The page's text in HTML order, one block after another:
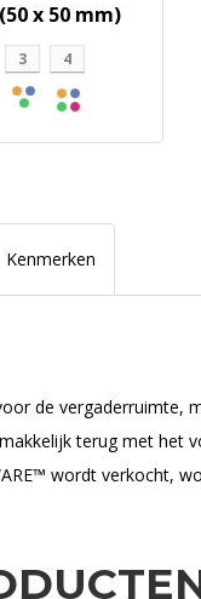
x 50 mm)
3 4
Kenmerken
de vergaderruimte,
terug met het
wordt verkocht,